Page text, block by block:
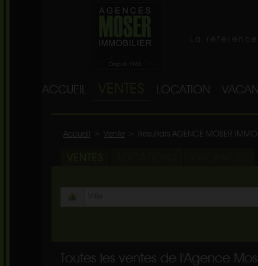
ACCUEIL LOCATION
Accueil Vente Résultats AGENCE MOSER
Toutes les ventes de l'Agence